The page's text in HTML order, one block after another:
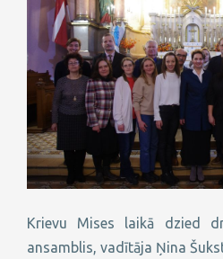
Krievu Mises laikā dzied
ansamblis, vadītāja Ņina